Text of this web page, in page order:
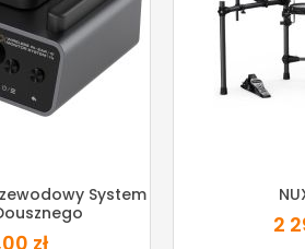
System
zł
2